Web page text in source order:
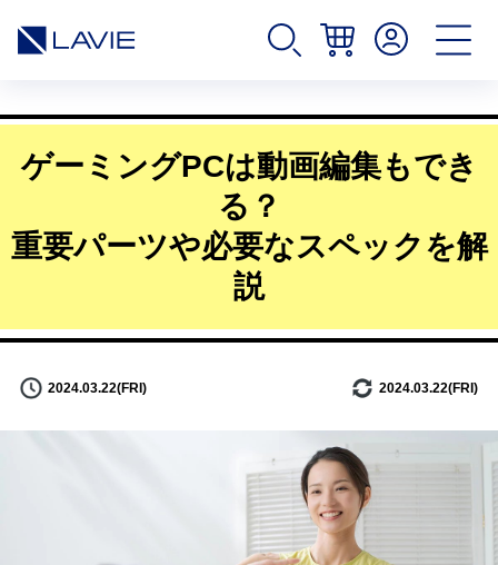
ゲーミングPCは動画編集もでき
る？
重要パーツや必要なスペックを解
説
2024.03.22(FRI) 2024.03.22(FRI)